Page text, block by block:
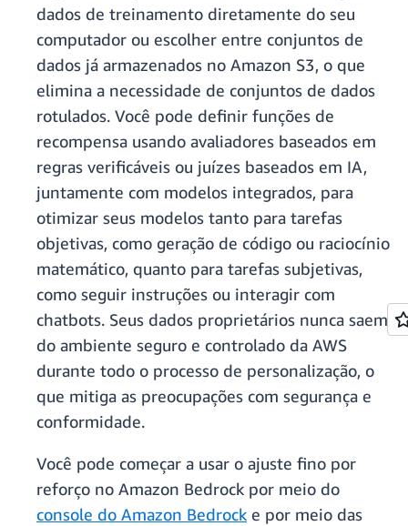
dados de treinamento diretamente do seu
computador ou escolher entre conjuntos de
dados já armazenados no Amazon S3, o que
elimina a necessidade de conjuntos de dados
rotulados. Você pode definir funções de
recompensa usando avaliadores baseados em
regras verificáveis ​​ou juízes baseados em IA,
juntamente com modelos integrados, para
otimizar seus modelos tanto para tarefas
objetivas, como geração de código ou raciocínio
matemático, quanto para tarefas subjetivas,
como seguir instruções ou interagir com
chatbots. Seus dados proprietários nunca saem
do ambiente seguro e controlado da AWS
durante todo o processo de personalização, o
que mitiga as preocupações com segurança e
conformidade.
Você pode começar a usar o ajuste fino por
reforço no Amazon Bedrock por meio do
console do Amazon Bedrock e por meio das